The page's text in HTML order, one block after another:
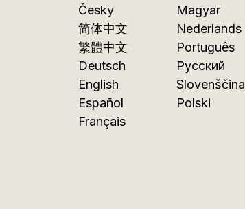
Česky
简体中文
繁體中文
Deutsch
English
Español
Français
Magyar
Nederlands
Português
Русский
Slovenščina
Polski